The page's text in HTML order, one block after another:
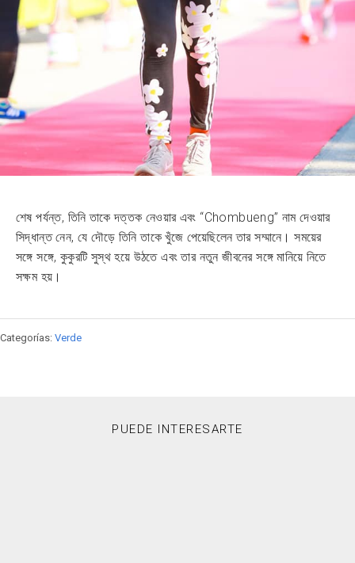
শেষ পর্যন্ত, তিনি তাকে দত্তক নেওয়ার এবং “Chombueng” নাম দেওয়ার
সিদ্ধান্ত নেন, যে দৌড়ে তিনি তাকে খুঁজে পেয়েছিলেন তার সম্মানে। সময়ের
সঙ্গে সঙ্গে, কুকুরটি সুস্থ হয়ে উঠতে এবং তার নতুন জীবনের সঙ্গে মানিয়ে নিতে
সক্ষম হয়।
Categorías: Verde
PUEDE INTERESARTE